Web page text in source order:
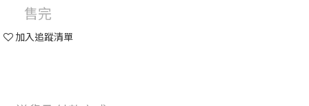
售完
加入追蹤清單